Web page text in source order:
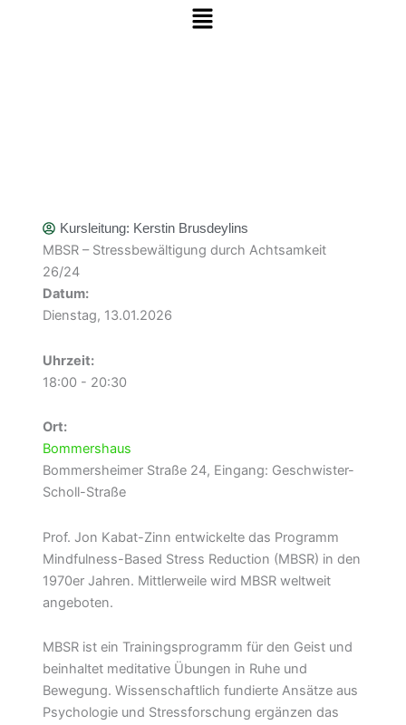
Menü
MBSR – Stressbewältigung durch Achtsamkeit
26/24
Datum:
Dienstag, 13.01.2026
Uhrzeit:
18:00 - 20:30
Ort:
Bommershaus
Bommersheimer Straße 24, Eingang: Geschwister-
Scholl-Straße
Prof. Jon Kabat-Zinn entwickelte das Programm
Mindfulness-Based Stress Reduction (MBSR) in den
1970er Jahren. Mittlerweile wird MBSR weltweit
angeboten.
MBSR ist ein Trainingsprogramm für den Geist und
beinhaltet meditative Übungen in Ruhe und
Bewegung. Wissenschaftlich fundierte Ansätze aus
Psychologie und Stressforschung ergänzen das
Kursleitung: Kerstin Brusdeylins